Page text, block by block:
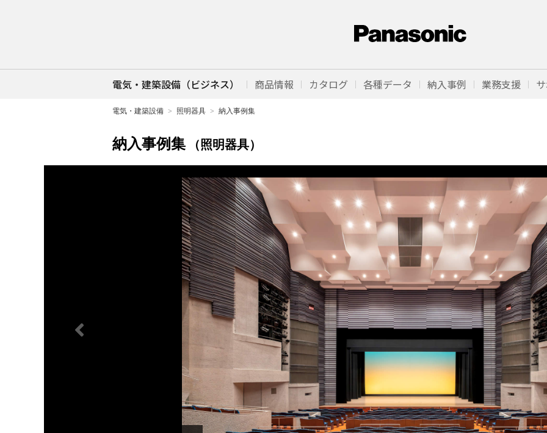
電気・建築設備（ビジネス） 商品情報 カタログ 各種データ 納入事例 業務支援
電気・建築設備 照明器具 納入事例集
納入事例集 （照明器具）